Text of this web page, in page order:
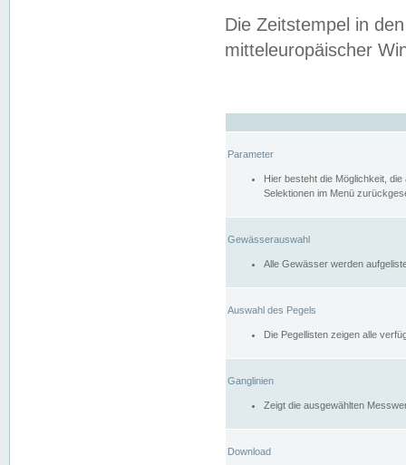
Die Zeitstempel in
mitteleuropäischer
Parameter
Hier besteht die Möglichkeit,
Selektionen im Menü
Gewässerauswahl
Alle Gewässer werden
Auswahl des Pegels
Die Pegellisten zeigen alle
Ganglinien
Zeigt die ausgewählten
Download